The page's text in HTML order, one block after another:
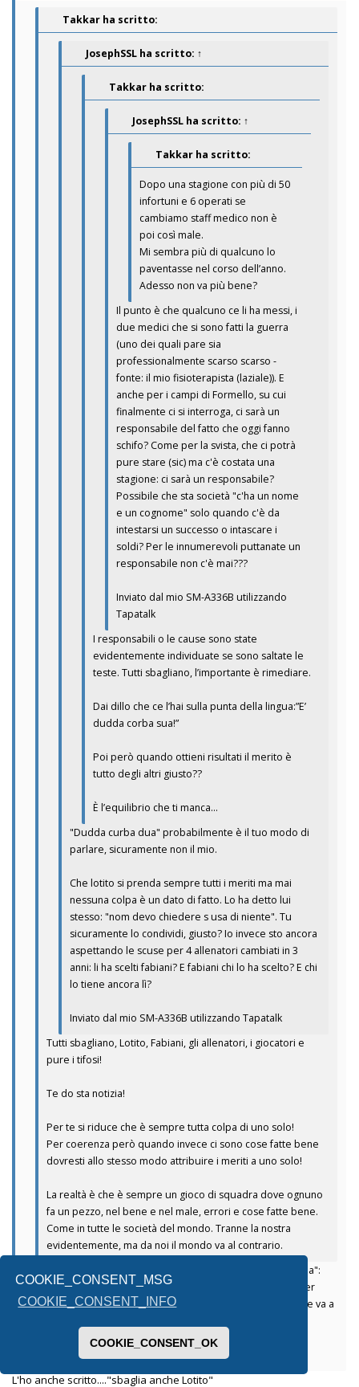
COOKIE_CONSENT_MSG
COOKIE_CONSENT_INFO
COOKIE_CONSENT_OK
Takkar ha scritto:
JosephSSL ha scritto: ↑
Takkar ha scritto:
JosephSSL ha scritto: ↑
Takkar ha scritto:
Dopo una stagione con più di 50
infortuni e 6 operati se
cambiamo staff medico non è
poi così male.
Mi sembra più di qualcuno lo
paventasse nel corso dell’anno.
Adesso non va più bene?
Il punto è che qualcuno ce li ha messi, i
due medici che si sono fatti la guerra
(uno dei quali pare sia
professionalmente scarso scarso -
fonte: il mio fisioterapista (laziale)). E
anche per i campi di Formello, su cui
finalmente ci si interroga, ci sarà un
responsabile del fatto che oggi fanno
schifo? Come per la svista, che ci potrà
pure stare (sic) ma c'è costata una
stagione: ci sarà un responsabile?
Possibile che sta società "c'ha un nome
e un cognome" solo quando c'è da
intestarsi un successo o intascare i
soldi? Per le innumerevoli puttanate un
responsabile non c'è mai???
Inviato dal mio SM-A336B utilizzando
Tapatalk
I responsabili o le cause sono state
evidentemente individuate se sono saltate le
teste. Tutti sbagliano, l’importante è rimediare.
Dai dillo che ce l’hai sulla punta della lingua:”E’
dudda corba sua!”
Poi però quando ottieni risultati il merito è
tutto degli altri giusto??
È l’equilibrio che ti manca…
"Dudda curba dua" probabilmente è il tuo modo di
parlare, sicuramente non il mio.
Che lotito si prenda sempre tutti i meriti ma mai
nessuna colpa è un dato di fatto. Lo ha detto lui
stesso: "nom devo chiedere s usa di niente". Tu
sicuramente lo condividi, giusto? Io invece sto ancora
aspettando le scuse per 4 allenatori cambiati in 3
anni: li ha scelti fabiani? E fabiani chi lo ha scelto? E chi
lo tiene ancora lì?
Inviato dal mio SM-A336B utilizzando Tapatalk
Tutti sbagliano, Lotito, Fabiani, gli allenatori, i giocatori e
pure i tifosi!
Te do sta notizia!
Per te si riduce che è sempre tutta colpa di uno solo!
Per coerenza però quando invece ci sono cose fatte bene
dovresti allo stesso modo attribuire i meriti a uno solo!
La realtà è che è sempre un gioco di squadra dove ognuno
fa un pezzo, nel bene e nel male, errori e cose fatte bene.
Come in tutte le società del mondo. Tranne la nostra
evidentemente, ma da noi il mondo va al contrario.
Non hai capito. Il punto non è che per me "è sempre colpa sua":
non lho detto e neanche lo penso. Il punto è che, per lui (e per
molti come te), NON È MAI colpa sua. Neanche quando la nave va a
Inviato dal mio SM-A336B utilizzando Tapatalk
L'ho anche scritto...."sbaglia anche Lotito"